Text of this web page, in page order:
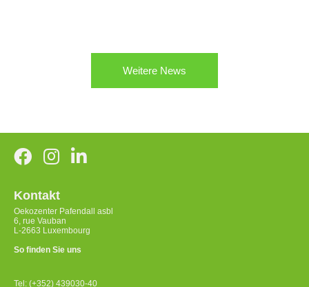
Weitere News
Kontakt
Oekozenter Pafendall asbl
6, rue Vauban
L-2663 Luxembourg
So finden Sie uns
Tel: (+352) 439030-40